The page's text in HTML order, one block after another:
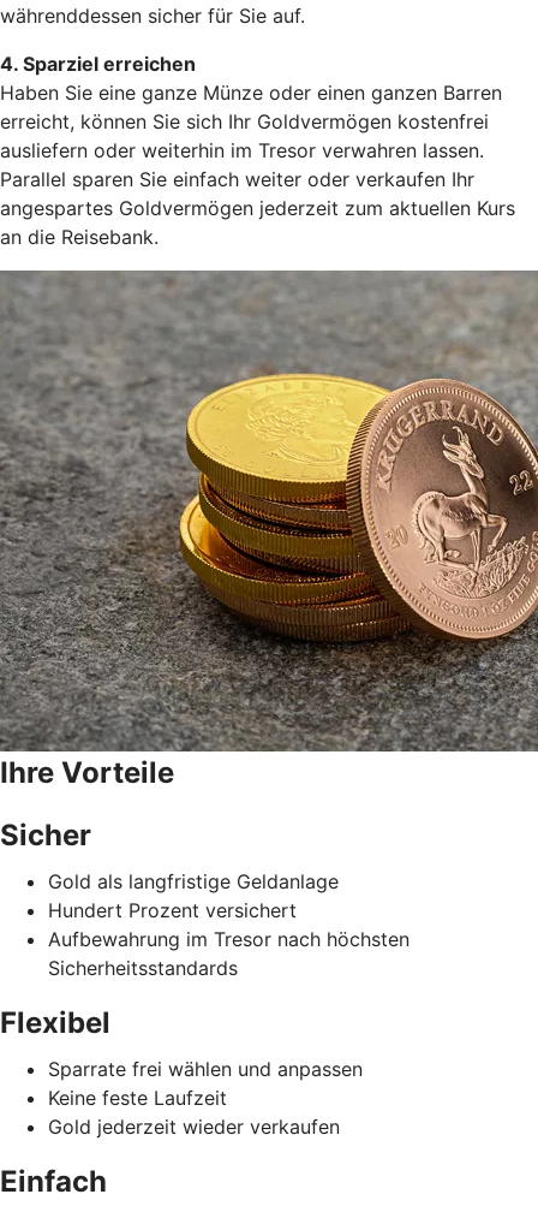
währenddessen sicher für Sie auf.
4. Sparziel erreichen
Haben Sie eine ganze Münze oder einen ganzen Barren
erreicht, können Sie sich Ihr Goldvermögen kostenfrei
ausliefern oder weiterhin im Tresor verwahren lassen.
Parallel sparen Sie einfach weiter oder verkaufen Ihr
angespartes Goldvermögen jederzeit zum aktuellen Kurs
an die Reisebank.
Ihre Vorteile
Sicher
Gold als langfristige Geldanlage
Hundert Prozent versichert
Aufbewahrung im Tresor nach höchsten
Sicherheitsstandards
Flexibel
Sparrate frei wählen und anpassen
Keine feste Laufzeit
Gold jederzeit wieder verkaufen
Einfach